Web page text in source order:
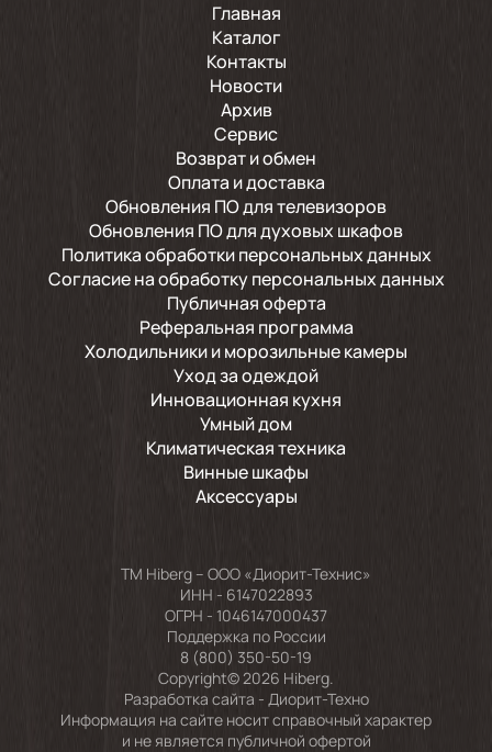
Главная
Каталог
Контакты
Новости
Архив
Сервис
Возврат и обмен
Оплата и доставка
Обновления ПО для телевизоров
Обновления ПО для духовых шкафов
Политика обработки персональных данных
Согласие на обработку персональных данных
Публичная оферта
Реферальная программа
Холодильники и морозильные камеры
Уход за одеждой
Инновационная кухня
Умный дом
Климатическая техника
Винные шкафы
Аксессуары
TM Hiberg – ООО «Диорит-Технис»
ИНН - 6147022893
ОГРН - 1046147000437
Поддержка по России
8 (800) 350-50-19
Copyright© 2026 Hiberg.
Разработка сайта - Диорит-Техно
Информация на сайте носит справочный характер
и не является публичной офертой